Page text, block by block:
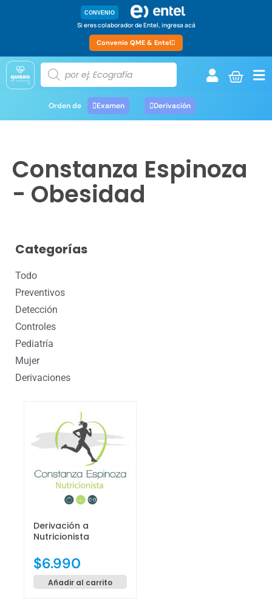
CONVENIO
Si eres colaborador de Entel, ingresa acá
Convenio QME & Entel
Orden de Examen Derivación
Constanza Espinoza
- Obesidad
Categorías
Todo
Preventivos
Detección
Controles
Pediatría
Mujer
Derivaciones
Derivación a
Nutricionista
$6.990
Añadir al carrito